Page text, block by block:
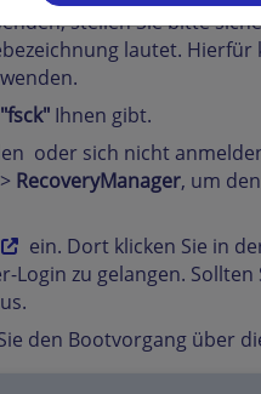
stellen Sie bitte
lautet. Hierfür
"fsck" Ihnen gibt.
oder sich nicht
> RecoveryManager, um
ein. Dort klicken Sie in
Login zu gelangen.
den Bootvorgang über